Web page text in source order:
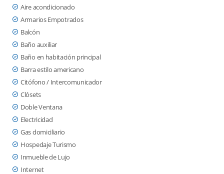
Aire acondicionado
Armarios Empotrados
Balcón
Baño auxiliar
Baño en habitación principal
Barra estilo americano
Citófono / Intercomunicador
Clósets
Doble Ventana
Electricidad
Gas domiciliario
Hospedaje Turismo
Inmueble de Lujo
Internet